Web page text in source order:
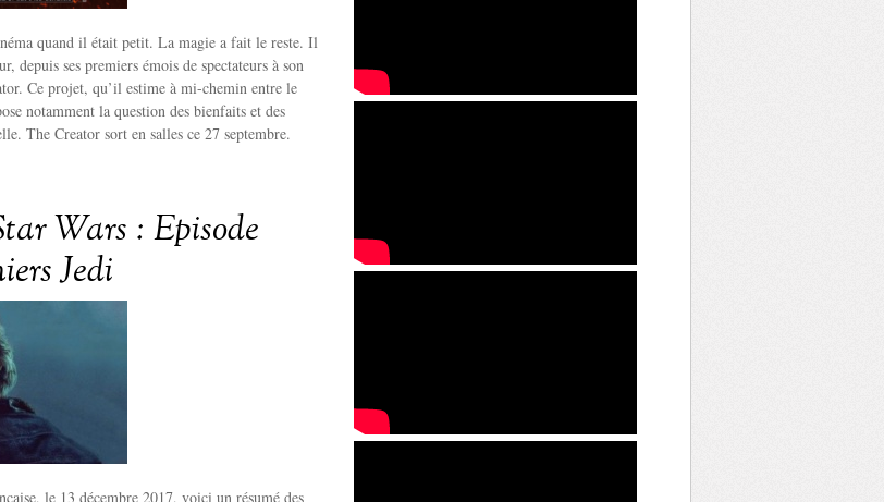
quand il était petit. La magie a fait le reste. Il
depuis ses premiers émois de spectateurs à son
Ce projet, qu’il estime à mi-chemin entre le
notamment la question des bienfaits et des
The Creator sort en salles ce 27 septembre.
Wars : Episode
Jedi
le 13 décembre 2017, voici un résumé des